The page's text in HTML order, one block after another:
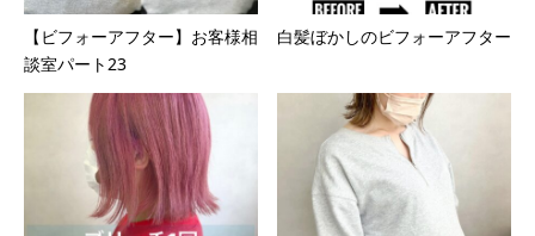
【ビフォーアフター】お客様相
談室パート23
白髪ぼかしのビフォーアフター